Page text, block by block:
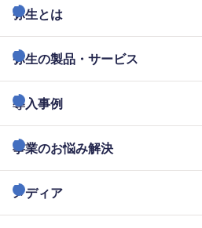
弥生とは
弥生の製品・サービス
導入事例
事業のお悩み解決
メディア